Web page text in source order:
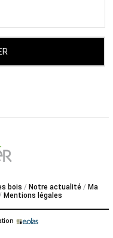
bois Notre actualité
Ma
Mentions légales